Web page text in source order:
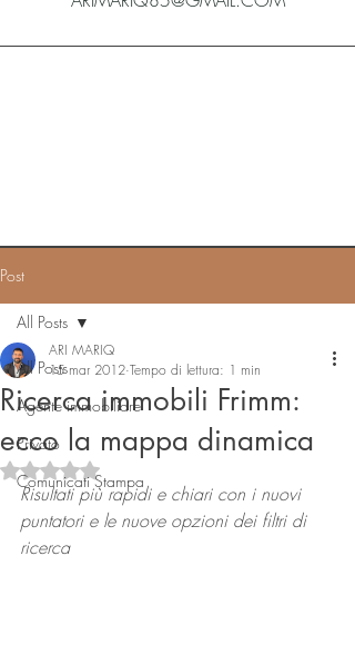
Post
All Posts
Agente immobiliare
Privato
Comunicati Stampa
All Posts
Ricerca immobili Frimm:
ecco la mappa dinamica
ARI MARIQ
15 mar 2012 Tempo di lettura: 1 min
Valutazione NaN stelle su 5.
Risultati più rapidi e chiari con i nuovi
puntatori e le nuove opzioni dei filtri di
ricerca